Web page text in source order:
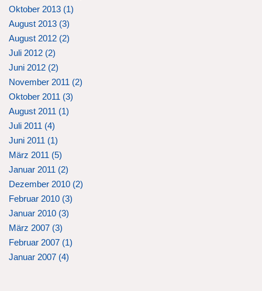
Oktober 2013 (1)
August 2013 (3)
August 2012 (2)
Juli 2012 (2)
Juni 2012 (2)
November 2011 (2)
Oktober 2011 (3)
August 2011 (1)
Juli 2011 (4)
Juni 2011 (1)
März 2011 (5)
Januar 2011 (2)
Dezember 2010 (2)
Februar 2010 (3)
Januar 2010 (3)
März 2007 (3)
Februar 2007 (1)
Januar 2007 (4)